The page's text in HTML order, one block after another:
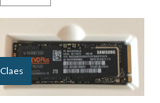
Claes